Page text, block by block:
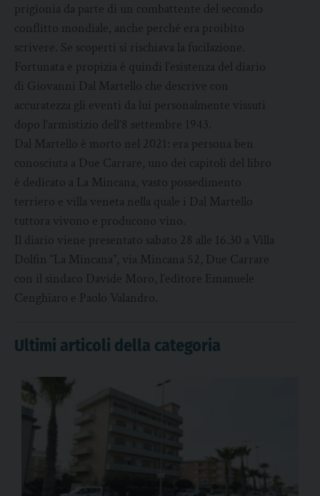
prigionia da parte di un combattente del secondo
conflitto mondiale, anche perché era proibito
scrivere. Se scoperti si rischiava la fucilazione.
Fortunata e propizia è quindi l’esistenza del diario
di Giovanni Dal Martello che descrive con
accuratezza gli eventi da lui personalmente vissuti
dopo l’armistizio dell’8 settembre 1943.
Dal Martello è morto nel 2021: era persona ben
conosciuta a Due Carrare, uno dei capitoli del libro
è dedicato a La Mincana, vasto possedimento
terriero e villa veneta nella quale i Dal Martello
tuttora vivono e producono vino.
Il diario viene presentato sabato 28 alle 16.30 a Villa
Dolfin “La Mincana”, via Mincana 52, Due Carrare
con il sindaco Davide Moro, l’editore Emanuele
Cenghiaro e Paolo Valandro.
Ultimi articoli della categoria